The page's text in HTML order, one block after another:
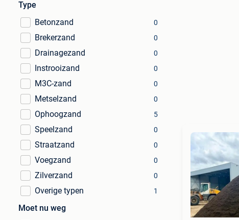
Type
Betonzand
0
Brekerzand 0
Drainagezand 0
Instrooizand 0
M3C-zand 0
Metselzand 0
Ophoogzand 5
Speelzand 0
Straatzand 0
Voegzand 0
Zilverzand 0
Overige typen 1
Moet nu weg